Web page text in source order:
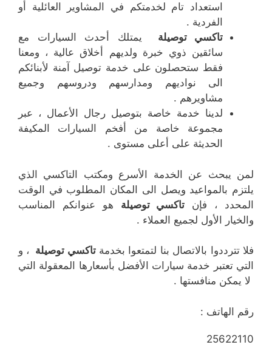
استعداد تام لخدمتكم في المشاوير العائلية أو
الفردية .
تاكسي توصيلة
يمتلك أحدث السيارات مع
سائقين ذوي خبرة ولديهم أخلاق عالية ، ومعنا
فقط ستحصلون على خدمة توصيل آمنة لأبنائكم
الى نواديهم ومدارسهم ودروسهم وجميع
مشاويرهم .
لدينا خدمة خاصة بتوصيل رجال الأعمال ، عبر
مجموعة خاصة من أفخم السيارات المكيفة
الحديثة على أعلى مستوى .
لمن يبحث عن الخدمة الأسرع ومكتب التاكسي الذي
يلتزم بالمواعيد ويصل الى المكان المطلوب في الوقت
المحدد ، فإن تاكسي توصيلة هو عنوانكم المناسب
والخيار الأول لجميع العملاء .
فلا تترددوا بالاتصال بنا لتمتعوا بخدمةتاكسي توصيلة ، و
التي تعتبر خدمة سيارات الأفضل بأسعارها المعقولة التي
لا يمكن منافستها .
رقم الهاتف :
25622110